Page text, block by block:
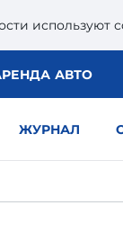
используют
АВТО
ЖУРНАЛ